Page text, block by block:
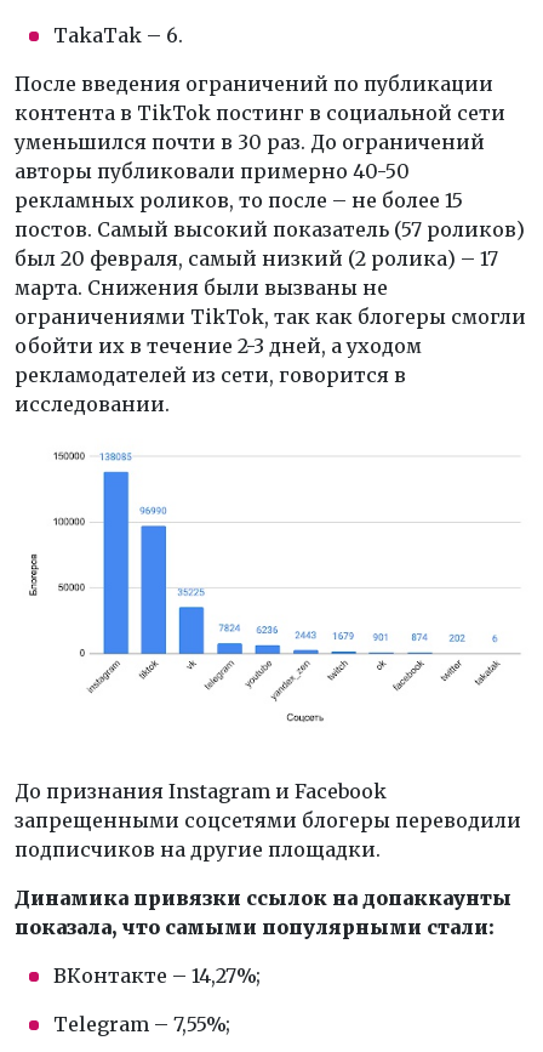
TakaTak – 6.
После введения ограничений по публикации
контента в TikTok постинг в социальной сети
уменьшился почти в 30 раз. До ограничений
авторы публиковали примерно 40-50
рекламных роликов, то после – не более 15
постов. Самый высокий показатель (57 роликов)
был 20 февраля, самый низкий (2 ролика) – 17
марта. Снижения были вызваны не
ограничениями TikTok, так как блогеры смогли
обойти их в течение 2-3 дней, а уходом
рекламодателей из сети, говорится в
исследовании.
До признания Instagram и Facebook
запрещенными соцсетями блогеры переводили
подписчиков на другие площадки.
Динамика привязки ссылок на допаккаунты
показала, что самыми популярными стали:
ВКонтакте – 14,27%;
Telegram – 7,55%;